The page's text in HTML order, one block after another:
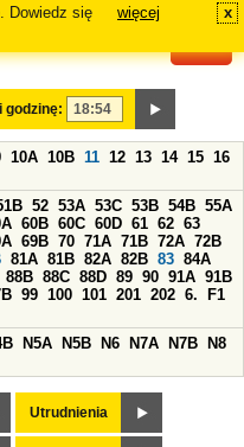
Dowiedz się
więcej x
i godzinę:
10A 10B 11 12 13 14 15 16
52 53A 53C 53B 54B 55A
60B 60C 60D 61 62 63
69B 70 71A 71B 72A 72B
81A 81B 82A 82B 83 84A
88B 88C 88D 89 90 91A 91B
99 100 101 201 202 6.
F1
N5A N5B N6 N7A N7B
N8
Utrudnienia